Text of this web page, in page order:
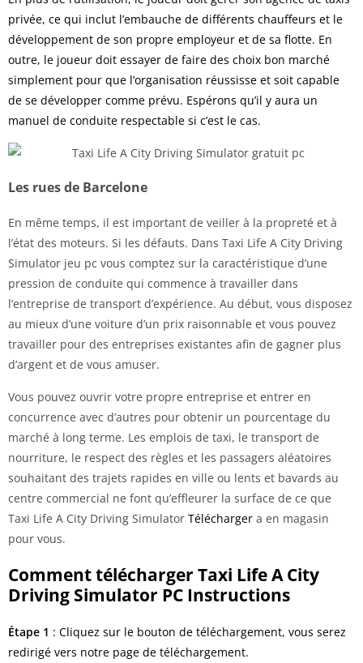
privée, ce qui inclut l’embauche de différents chauffeurs et le
développement de son propre employeur et de sa flotte. En
outre, le joueur doit essayer de faire des choix bon marché
simplement pour que l’organisation réussisse et soit capable
de se développer comme prévu. Espérons qu’il y aura un
manuel de conduite respectable si c’est le cas.
Les rues de Barcelone
En même temps, il est important de veiller à la propreté et à
l’état des moteurs. Si les défauts. Dans Taxi Life A City Driving
Simulator jeu pc vous comptez sur la caractéristique d’une
pression de conduite qui commence à travailler dans
l’entreprise de transport d’expérience. Au début, vous disposez
au mieux d’une voiture d’un prix raisonnable et vous pouvez
travailler pour des entreprises existantes afin de gagner plus
d’argent et de vous amuser.
Vous pouvez ouvrir votre propre entreprise et entrer en
concurrence avec d’autres pour obtenir un pourcentage du
marché à long terme. Les emplois de taxi, le transport de
nourriture, le respect des règles et les passagers aléatoires
souhaitant des trajets rapides en ville ou lents et bavards au
centre commercial ne font qu’effleurer la surface de ce que
Taxi Life A City Driving Simulator Télécharger a en magasin
pour vous.
Comment télécharger Taxi Life A City
Driving Simulator PC Instructions
Étape 1 : Cliquez sur le bouton de téléchargement, vous serez
redirigé vers notre page de téléchargement.